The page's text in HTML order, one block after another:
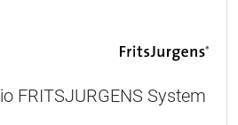
FRITSJURGENS System